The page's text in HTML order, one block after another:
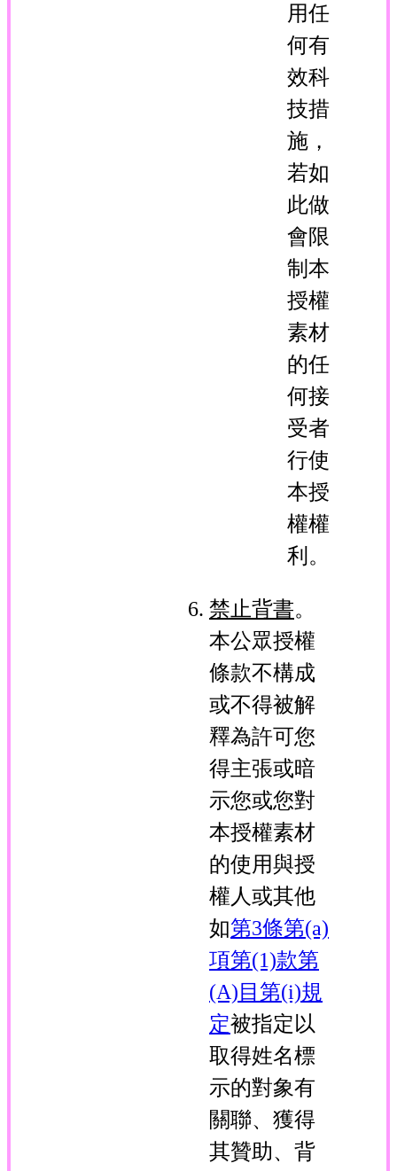
用任
何有
效科
技措
施，
若如
此做
會限
制本
授權
素材
的任
何接
受者
行使
本授
權權
利。
禁止背書。
本公眾授權
條款不構成
或不得被解
釋為許可您
得主張或暗
示您或您對
本授權素材
的使用與授
權人或其他
如第3條第(a)
項第(1)款第
(A)目第(i)規
定被指定以
取得姓名標
示的對象有
關聯、獲得
其贊助、背